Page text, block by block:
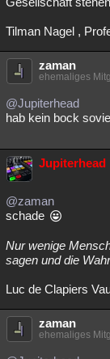
Tilman Nagel ,
zaman
ehemaliges
@Jupiterhead
hab kein bock
Jupiterhead
@zaman
schade
Nur wenige
sagen und die
Luc de Clapiers
zaman
ehemaliges